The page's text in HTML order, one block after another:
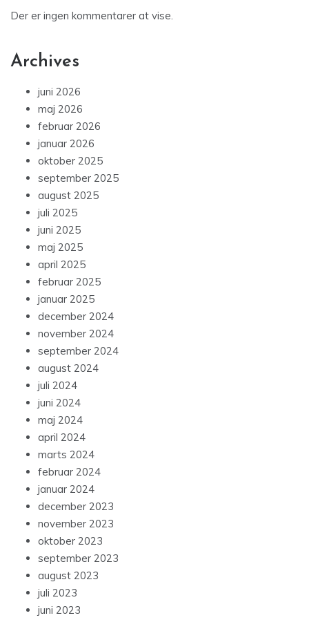
Der er ingen kommentarer at vise.
Archives
juni 2026
maj 2026
februar 2026
januar 2026
oktober 2025
september 2025
august 2025
juli 2025
juni 2025
maj 2025
april 2025
februar 2025
januar 2025
december 2024
november 2024
september 2024
august 2024
juli 2024
juni 2024
maj 2024
april 2024
marts 2024
februar 2024
januar 2024
december 2023
november 2023
oktober 2023
september 2023
august 2023
juli 2023
juni 2023